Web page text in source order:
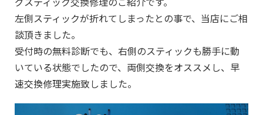
左側スティックが折れてしまったとの事で、当店にご相
談頂きました。
受付時の無料診断でも、右側のスティックも勝手に動
いている状態でしたので、両側交換をオススメし、早
速交換修理実施致しました。